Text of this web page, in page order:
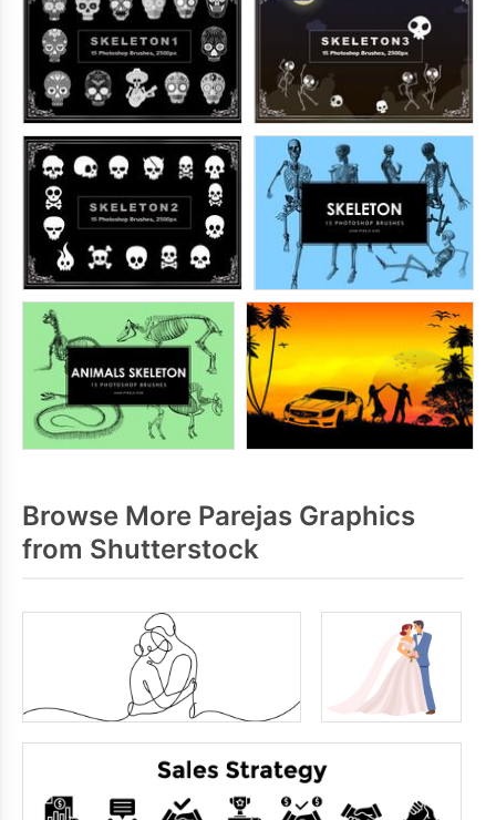
Browse More Parejas Graphics
from Shutterstock